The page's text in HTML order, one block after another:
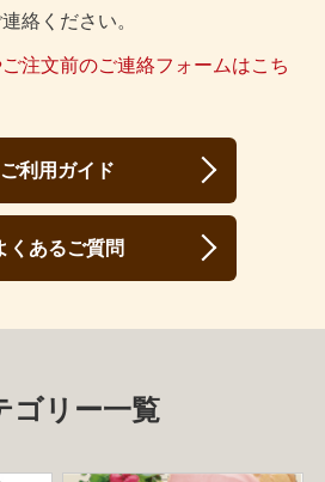
絡ください。
注文前のご連絡フォームはこち
ご利用ガイド
くあるご質問
ゴリー一覧